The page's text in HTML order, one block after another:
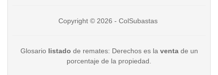
Copyright © 2026 - ColSubastas
Glosario listado de remates: Derechos es la ventade un
porcentaje de la propiedad.